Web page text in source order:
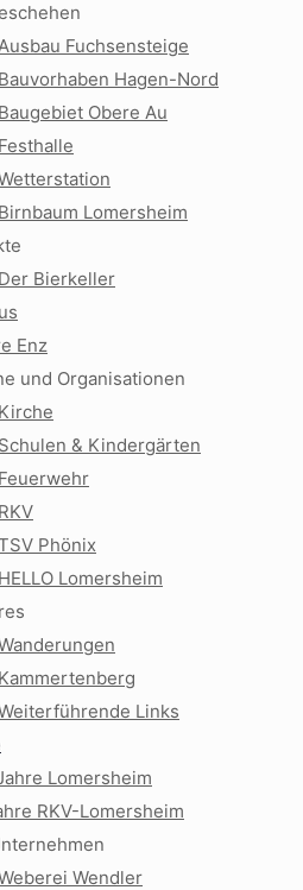
Fuchsensteige
Bauvorhaben Hagen-Nord
Baugebiet Obere Au
Festhalle
Birnbaum Lomersheim
Der Bierkeller
Enz
und Organisationen
Kirche
Schulen & Kindergärten
Feuerwehr
RKV
Phönix
HELLO Lomersheim
Kammertenberg
Links
Lomersheim
RKV-Lomersheim
Wendler